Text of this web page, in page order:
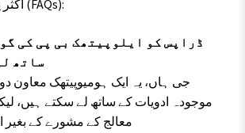
اکثر پوچھے گئے سوالات (FAQs):
ساتھ
جی ہاں، یہ ایک ہومیوپیتھک معاون
موجودہ ادویات کے ساتھ لے سکتے ہیں،
معالج کے مشورے کے بغیر